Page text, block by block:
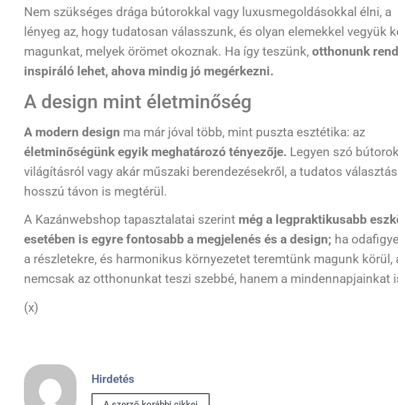
Nem szükséges drága bútorokkal vagy luxusmegoldásokkal élni, a
lényeg az, hogy tudatosan válasszunk, és olyan elemekkel vegyük
magunkat, melyek örömet okoznak. Ha így teszünk, otthonunk
inspiráló lehet, ahova mindig jó megérkezni.
A design mint életminőség
A modern design ma már jóval több, mint puszta esztétika: az
életminőségünk egyik meghatározó tényezője. Legyen szó
világításról vagy akár műszaki berendezésekről, a tudatos választás
hosszú távon is megtérül.
A Kazánwebshop tapasztalatai szerint még a legpraktikusabb
esetében is egyre fontosabb a megjelenés és a design; ha
a részletekre, és harmonikus környezetet teremtünk magunk körül,
nemcsak az otthonunkat teszi szebbé, hanem a mindennapjainkat
(x)
Hirdetés